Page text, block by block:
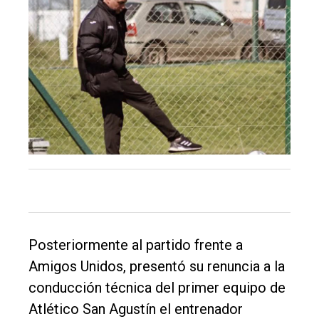
Inicio
Tendencia
Int.
General
Política
Cultura
Rural
Deportes
Fúnebres
Edición
Empresa
Posteriormente al partido frente a
Amigos Unidos, presentó su renuncia a la
conducción técnica del primer equipo de
Atlético San Agustín el entrenador